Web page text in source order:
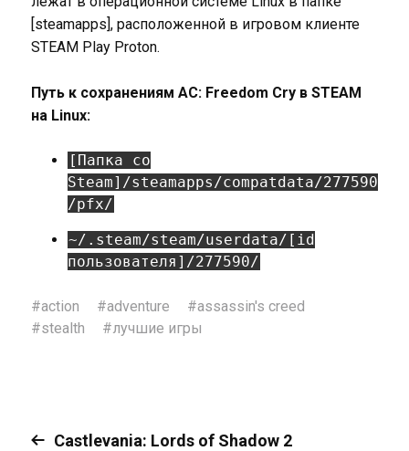
[steamapps], расположенной в игровом клиенте
STEAM Play Proton.
Путь к сохранениям AC: Freedom Cry в STEAM
на Linux:
[Папка со
Steam]/steamapps/compatdata/277590
/pfx/
~/.steam/steam/userdata/[id
пользователя]/277590/
#action #adventure #assassin's creed
#stealth #лучшие игры
Castlevania: Lords of Shadow 2